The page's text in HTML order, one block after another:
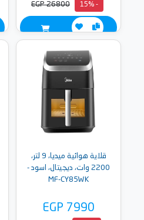
- 15%
EGP 26800
قلاية هوائية ميديا، 9 لتر،
2200 وات، ديجيتال، اسود -
MF-CY85WK
EGP 7990